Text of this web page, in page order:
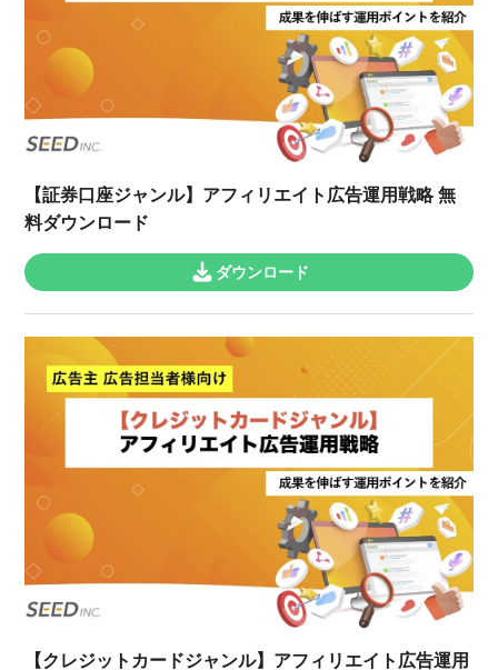
【証券口座ジャンル】アフィリエイト広告運用戦略 無
料ダウンロード
ダウンロード
【クレジットカードジャンル】アフィリエイト広告運用